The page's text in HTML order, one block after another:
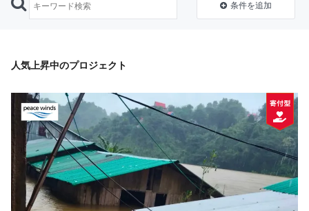
条件を追加
人気上昇中のプロジェクト